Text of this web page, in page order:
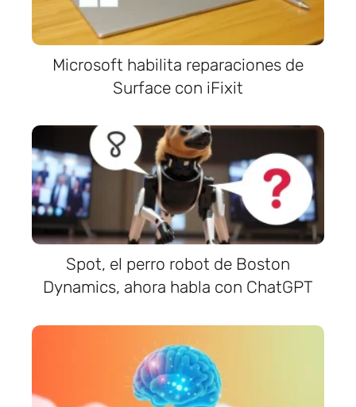
Microsoft habilita reparaciones de
Surface con iFixit
Spot, el perro robot de Boston
Dynamics, ahora habla con ChatGPT